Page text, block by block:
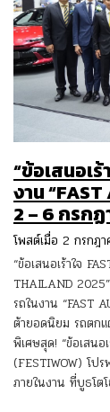
“ข้อเสนอเ
งาน
2 – 6 กรกฏ
โพสต์เมื่อ 2 กรกฎ
“ข้อเสนอเร้าใจ
THAILAND
รถในงาน “FAST
ต้ายอดนิยม รถตกแ
พิเศษสุด! “ข้อเสนอ
(FESTIWOW) โป
ภายในงาน ที่บูธโต